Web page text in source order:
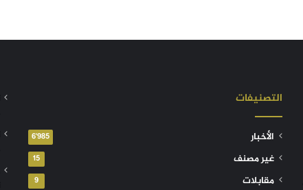
التصنيفات
الأخبار 6٬985
غير مصنف 15
مقابلات 9